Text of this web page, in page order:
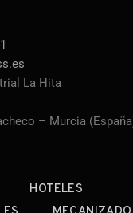
La Hita
– Murcia
HOTELES